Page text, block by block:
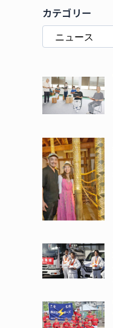
カテゴリー